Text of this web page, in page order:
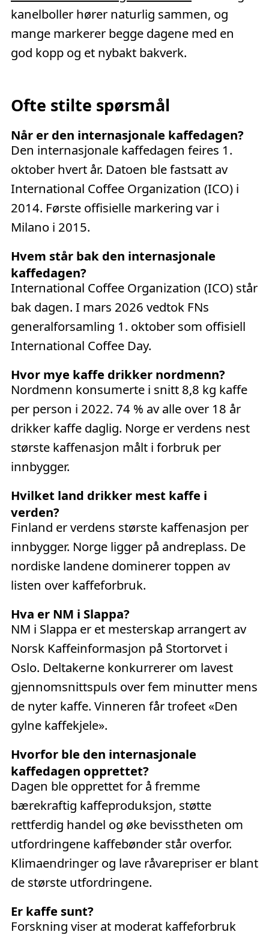
kanelboller hører naturlig sammen, og
mange markerer begge dagene med en
god kopp og et nybakt bakverk.
Ofte stilte spørsmål
Når er den internasjonale kaffedagen?
Den internasjonale kaffedagen feires 1.
oktober hvert år. Datoen ble fastsatt av
International Coffee Organization (ICO) i
2014. Første offisielle markering var i
Milano i 2015.
Hvem står bak den internasjonale
kaffedagen?
International Coffee Organization (ICO) står
bak dagen. I mars 2026 vedtok FNs
generalforsamling 1. oktober som offisiell
International Coffee Day.
Hvor mye kaffe drikker nordmenn?
Nordmenn konsumerte i snitt 8,8 kg kaffe
per person i 2022. 74 % av alle over 18 år
drikker kaffe daglig. Norge er verdens nest
største kaffenasjon målt i forbruk per
innbygger.
Hvilket land drikker mest kaffe i
verden?
Finland er verdens største kaffenasjon per
innbygger. Norge ligger på andreplass. De
nordiske landene dominerer toppen av
listen over kaffeforbruk.
Hva er NM i Slappa?
NM i Slappa er et mesterskap arrangert av
Norsk Kaffeinformasjon på Stortorvet i
Oslo. Deltakerne konkurrerer om lavest
gjennomsnittspuls over fem minutter mens
de nyter kaffe. Vinneren får trofeet «Den
gylne kaffekjele».
Hvorfor ble den internasjonale
kaffedagen opprettet?
Dagen ble opprettet for å fremme
bærekraftig kaffeproduksjon, støtte
rettferdig handel og øke bevisstheten om
utfordringene kaffebønder står overfor.
Klimaendringer og lave råvarepriser er blant
de største utfordringene.
Er kaffe sunt?
Forskning viser at moderat kaffeforbruk